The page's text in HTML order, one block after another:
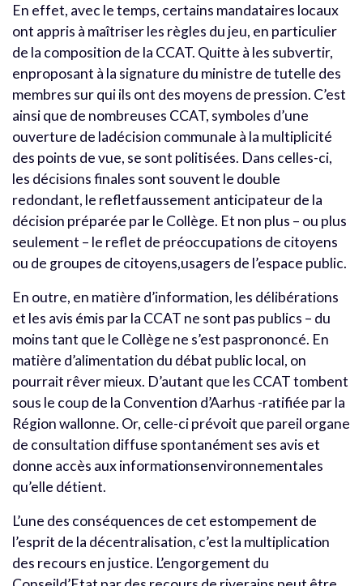
En effet, avec le temps, certains mandataires locaux
ont appris à maîtriser les règles du jeu, en particulier
de la composition de la CCAT. Quitte à les subvertir,
enproposant à la signature du ministre de tutelle des
membres sur qui ils ont des moyens de pression. C’est
ainsi que de nombreuses CCAT, symboles d’une
ouverture de ladécision communale à la multiplicité
des points de vue, se sont politisées. Dans celles-ci,
les décisions finales sont souvent le double
redondant, le refletfaussement anticipateur de la
décision préparée par le Collège. Et non plus – ou plus
seulement – le reflet de préoccupations de citoyens
ou de groupes de citoyens,usagers de l’espace public.
En outre, en matière d’information, les délibérations
et les avis émis par la CCAT ne sont pas publics – du
moins tant que le Collège ne s’est pasprononcé. En
matière d’alimentation du débat public local, on
pourrait rêver mieux. D’autant que les CCAT tombent
sous le coup de la Convention d’Aarhus -ratifiée par la
Région wallonne. Or, celle-ci prévoit que pareil organe
de consultation diffuse spontanément ses avis et
donne accès aux informationsenvironnementales
qu’elle détient.
L’une des conséquences de cet estompement de
l’esprit de la décentralisation, c’est la multiplication
des recours en justice. L’engorgement du